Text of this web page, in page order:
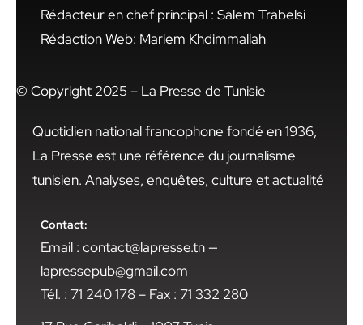
Rédacteur en chef principal : Salem Trabelsi
Rédaction Web: Mariem Khdimmallah
© Copyright 2025 – La Presse de Tunisie
Quotidien national francophone fondé en 1936,
La Presse est une référence du journalisme
tunisien. Analyses, enquêtes, culture et actualité
Contact:
Email : contact@lapresse.tn —
lapressepub@gmail.com
Tél. : 71 240 178 – Fax : 71 332 280